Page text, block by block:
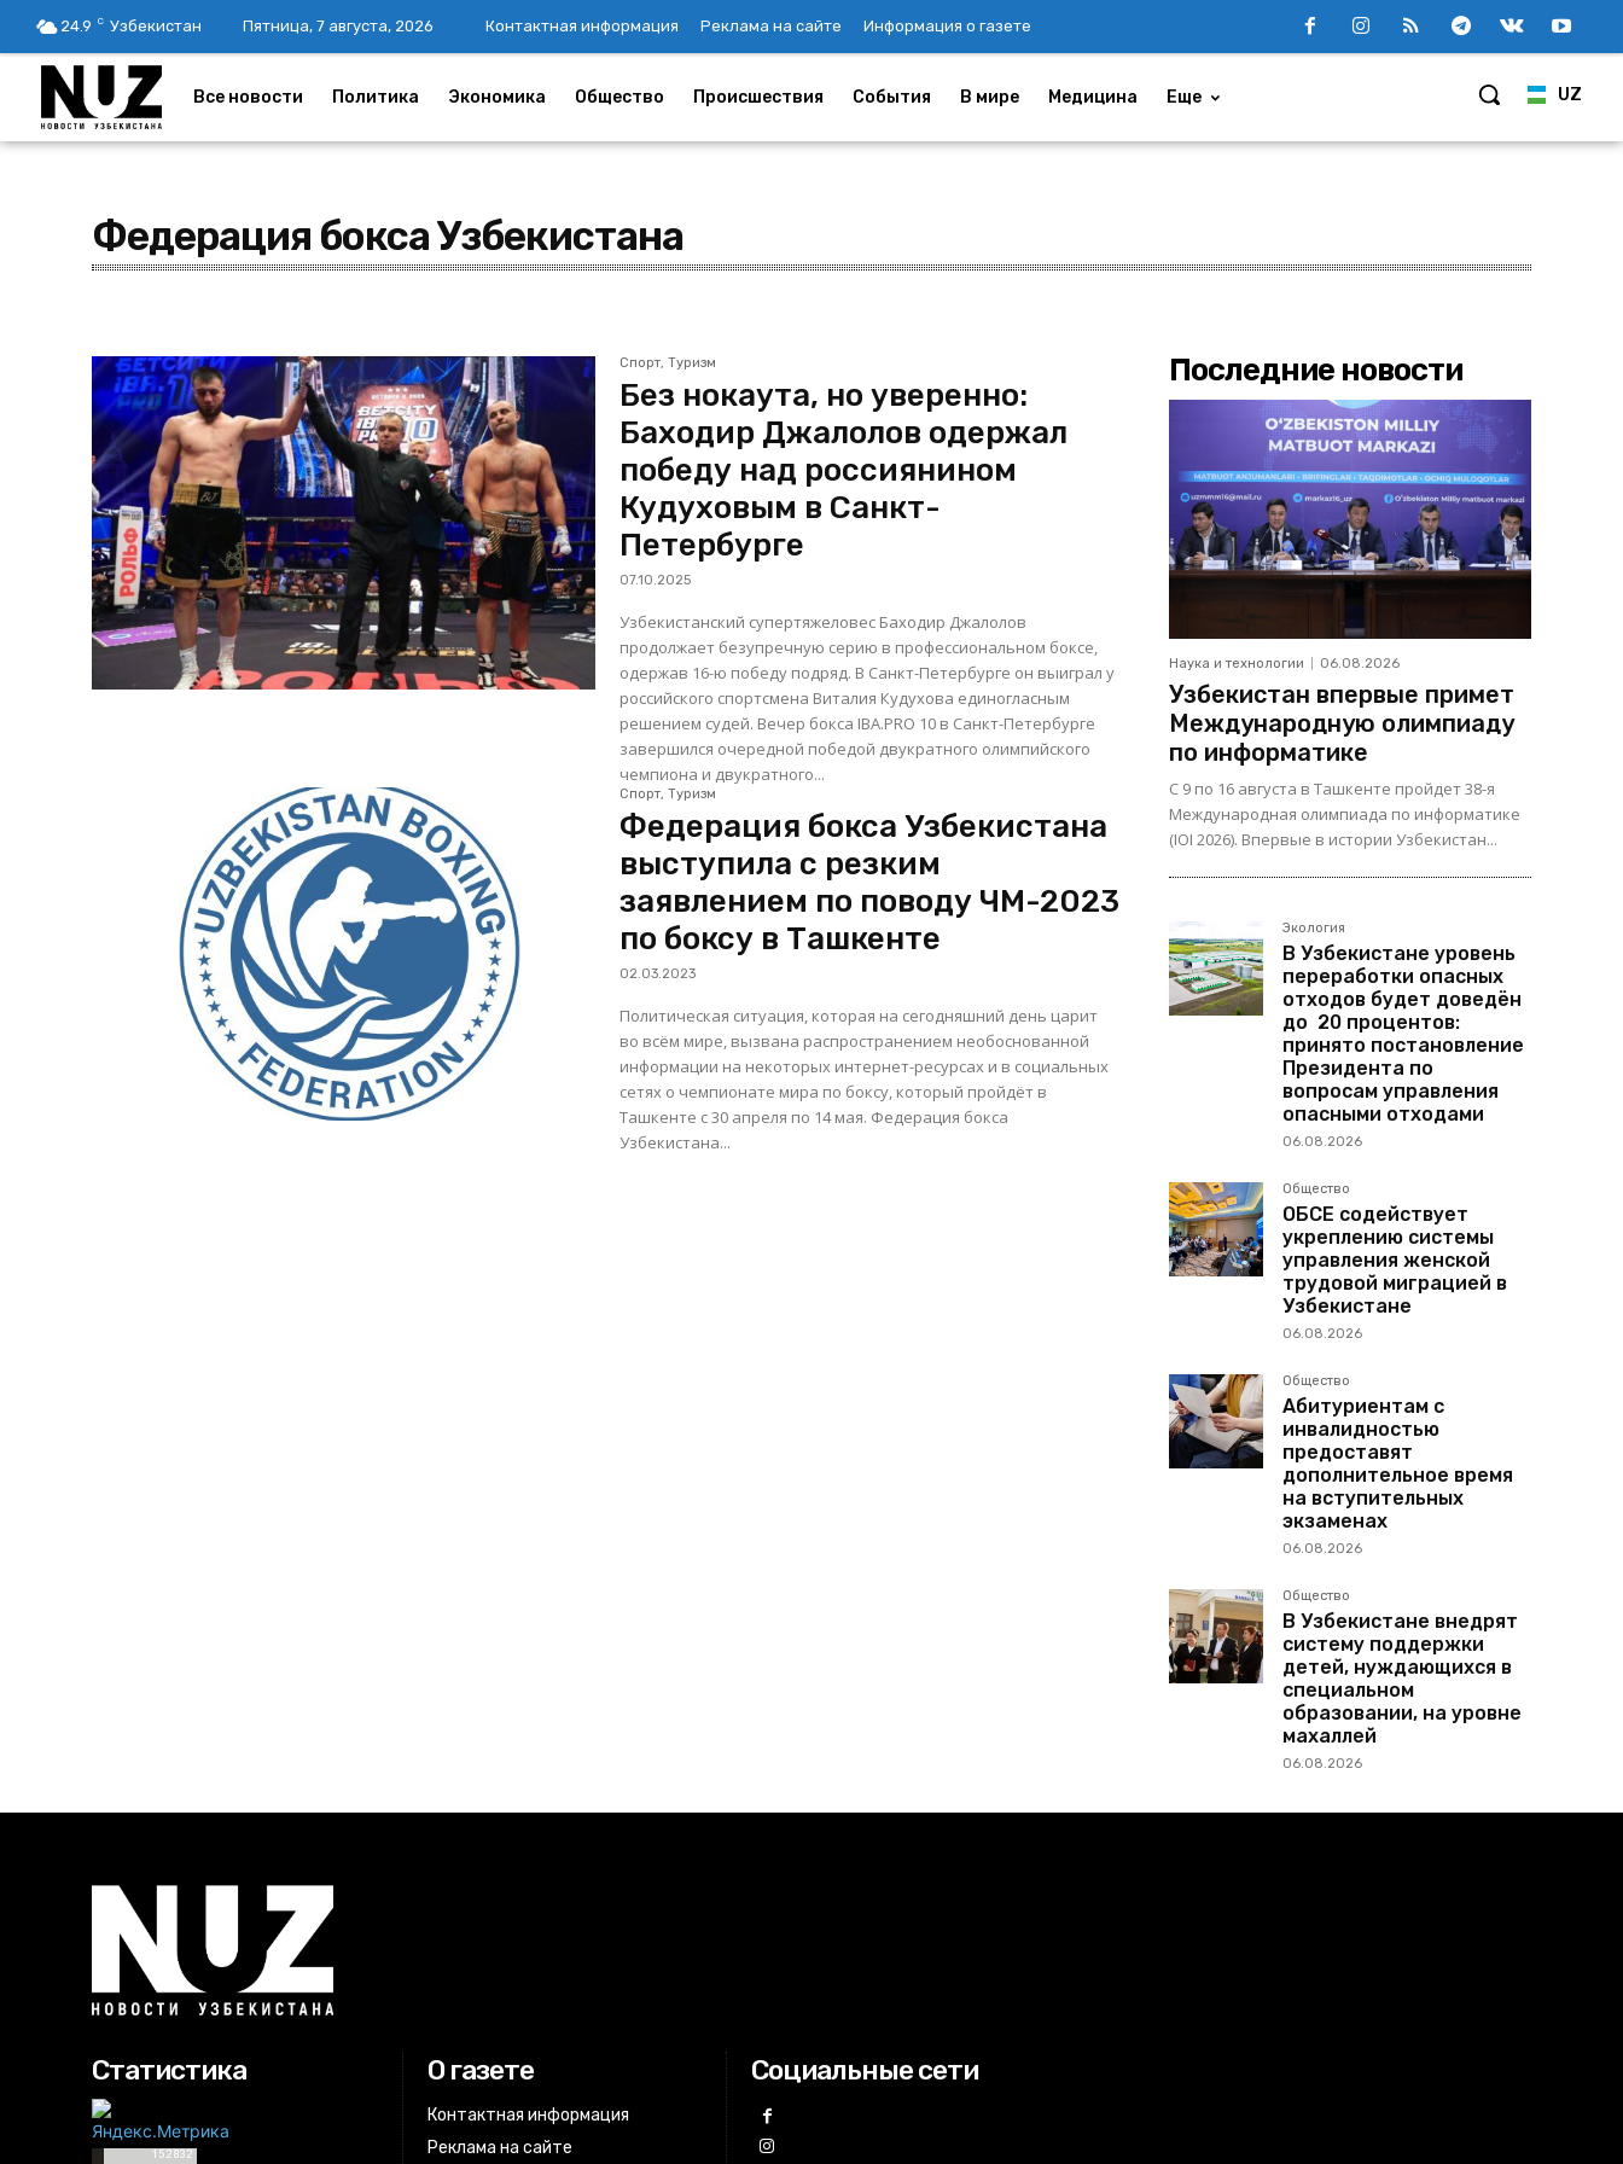
24.9 C Узбекистан Пятница, 7 августа, 2026 Контактная информация Реклама на сайте Информация о газете
UZ
Все новости Политика Экономика Общество Происшествия События В мире Медицина Еще
Федерация бокса Узбекистана
Спорт, Туризм
Без нокаута, но уверенно:
Баходир Джалолов одержал
победу над россиянином
Кудуховым в Санкт-
Петербурге
07.10.2025
Узбекистанский супертяжеловес Баходир Джалолов
продолжает безупречную серию в профессиональном боксе,
одержав 16-ю победу подряд. В Санкт-Петербурге он выиграл у
российского спортсмена Виталия Кудухова единогласным
решением судей. Вечер бокса IBA.PRO 10 в Санкт-Петербурге
завершился очередной победой двукратного олимпийского
чемпиона и двукратного...
Спорт, Туризм
Федерация бокса Узбекистана
выступила с резким
заявлением по поводу ЧМ-2023
по боксу в Ташкенте
02.03.2023
Политическая ситуация, которая на сегодняшний день царит
во всём мире, вызвана распространением необоснованной
информации на некоторых интернет-ресурсах и в социальных
сетях о чемпионате мира по боксу, который пройдёт в
Ташкенте с 30 апреля по 14 мая. Федерация бокса
Узбекистана...
Последние новости
Наука и технологии 06.08.2026
Узбекистан впервые примет
Международную олимпиаду
по информатике
С 9 по 16 августа в Ташкенте пройдет 38-я
Международная олимпиада по информатике
(IOI 2026). Впервые в истории Узбекистан...
Экология
В Узбекистане уровень
переработки опасных
отходов будет доведён
до 20 процентов:
принято постановление
Президента по
вопросам управления
опасными отходами
06.08.2026
Общество
ОБСЕ содействует
укреплению системы
управления женской
трудовой миграцией в
Узбекистане
06.08.2026
Общество
Абитуриентам с
инвалидностью
предоставят
дополнительное время
на вступительных
экзаменах
06.08.2026
Общество
В Узбекистане внедрят
систему поддержки
детей, нуждающихся в
специальном
образовании, на уровне
махаллей
06.08.2026
Статистика О газете
Контактная информация
Реклама на сайте
Социальные сети